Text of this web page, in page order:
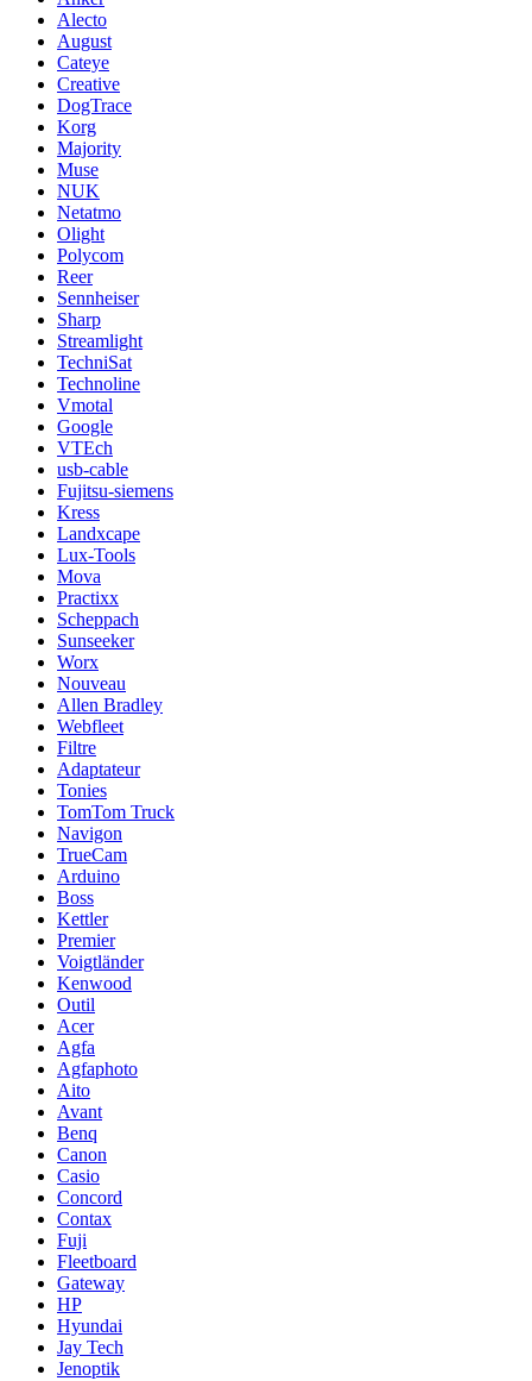
Alecto
August
Cateye
Creative
DogTrace
Korg
Majority
Muse
NUK
Netatmo
Olight
Polycom
Reer
Sennheiser
Sharp
Streamlight
TechniSat
Technoline
Vmotal
Google
VTEch
usb-cable
Fujitsu-siemens
Kress
Landxcape
Lux-Tools
Mova
Practixx
Scheppach
Sunseeker
Worx
Nouveau
Allen Bradley
Webfleet
Filtre
Adaptateur
Tonies
TomTom Truck
Navigon
TrueCam
Arduino
Boss
Kettler
Premier
Voigtländer
Kenwood
Outil
Acer
Agfa
Agfaphoto
Aito
Avant
Benq
Canon
Casio
Concord
Contax
Fuji
Fleetboard
Gateway
HP
Hyundai
Jay Tech
Jenoptik